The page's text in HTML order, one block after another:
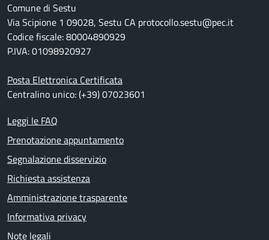
Comune di Sestu
Via Scipione 1 09028, Sestu CA protocollo.sestu@pec.it
Codice fiscale: 80004890929
P.IVA: 01098920927
Posta Elettronica Certificata
Centralino unico: (+39) 07023601
Leggi le FAQ
Prenotazione appuntamento
Segnalazione disservizio
Richiesta assistenza
Amministrazione trasparente
Informativa privacy
Note legali